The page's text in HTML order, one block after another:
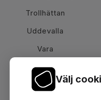
Trollhättan
Uddevalla
Vara
Välj